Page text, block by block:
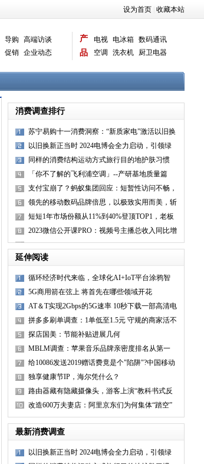
设为首页 收藏本站
导购
高端访谈
促销 企业动态
产
品
电视 电冰箱 数码通讯
空调
洗衣机
厨卫电器
消费调查排行
苏宁易购十一消费洞察：“新质家电”激活以旧换
新
以旧换新正当时 2024电博会全力启动，引领绿
色消费新潮流!
同样的消费结构运动方式旅行目的地护肤习惯
京东报告显示银
「你不了解的飞利浦空调」--产研基地质量篇
支付宝崩了？蚂蚁集团回应：短暂性访问不畅，
已快速恢复
领先的移动数码品牌倍思，以极致实用而美，斩
获德勤2023“明
短短1年市场份额从11%到40%登顶TOP1，老板
洗碗机做了什么？
2023微信公开课PRO：视频号主播总收入同比增
长447%
延伸阅读
循环经济时代来临，全球化AI+IoT平台涂鸦智
能点燃产业生机
5G商用箭在弦上 将首先在哪些领域开花
AT＆T实现2Gbps的5G速率 10秒下载一部高清电
影
拼多多刷单调查：1单低至1.5元 守规的商家活不
下去
探店国美：节能补贴进展几何
MBLM调查：苹果音乐品牌亲密度排名从第一
降至第五
给10086发送2019赠话费竟是个"陷阱"?中国移动
回应了
独享健康节IP，海尔凭什么？
路由器藏有隐藏摄像头，游客上演“教科书式反
偷拍”
改造600万夫妻店：阿里京东们为何集体“踏空”
最新消费调查
以旧换新正当时 2024电博会全力启动，引领绿